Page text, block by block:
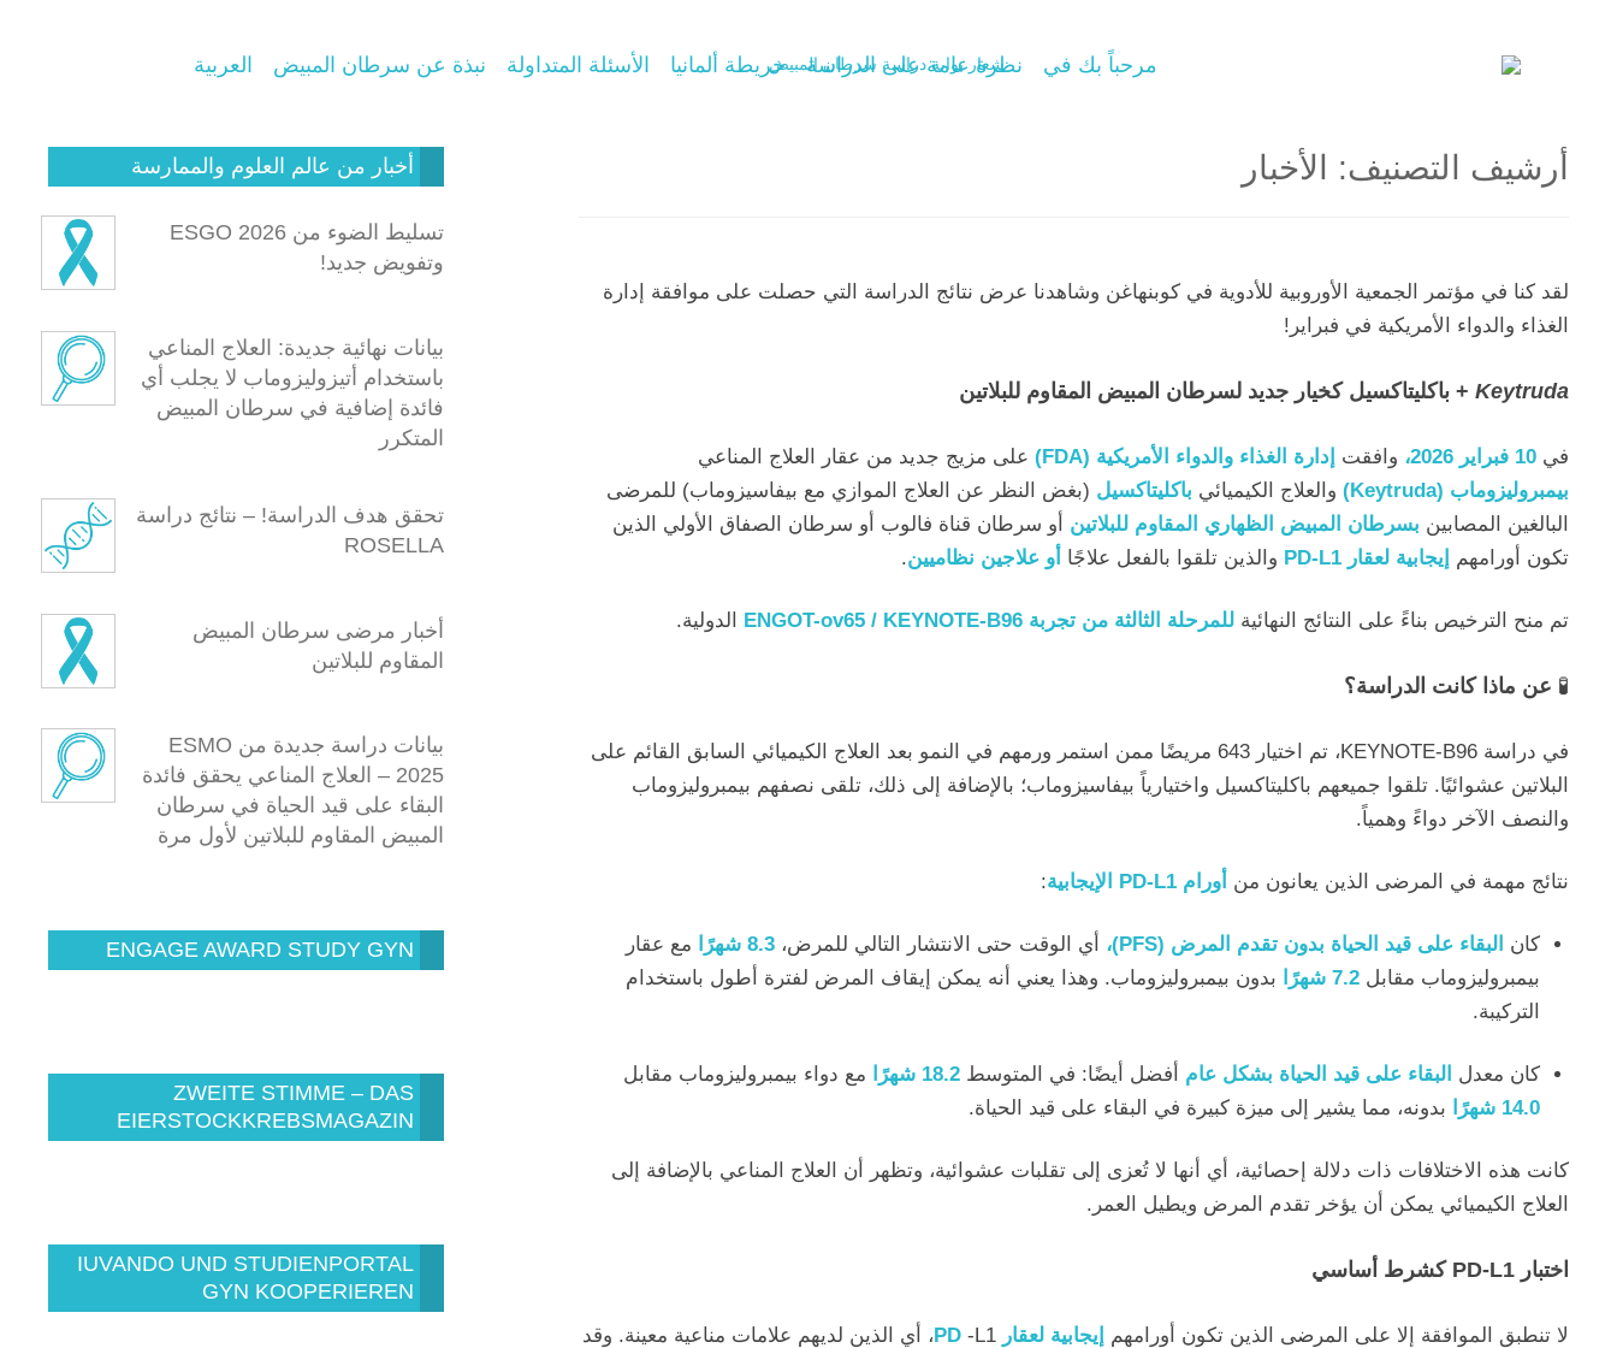
مرحباً بك في نظرة عامة على الدراسة خريطة ألمانيا الأسئلة المتداولة نبذة عن سرطان المبيض العربية
أرشيف التصنيف: الأخبار
لقد كنا في مؤتمر الجمعية الأوروبية للأدوية في كوبنهاغن وشاهدنا عرض نتائج الدراسة التي حصلت على موافقة إدارة
الغذاء والدواء الأمريكية في فبراير!
Keytruda + باكليتاكسيل كخيار جديد لسرطان المبيض المقاوم للبلاتين
في 10 فبراير 2026، وافقت إدارة الغذاء والدواء الأمريكية (FDA)
على مزيج جديد من عقار العلاج المناعي
بيمبروليزوماب (Keytruda)
والعلاج الكيميائي باكليتاكسيل (بغض النظر عن العلاج الموازي مع بيفاسيزوماب) للمرضى
البالغين المصابين بسرطان المبيض الظهاري المقاوم للبلاتين أو سرطان قناة فالوب أو سرطان الصفاق الأولي الذين
تكون أورامهم إيجابية لعقار PD-L1 والذين تلقوا بالفعل علاجًا أو علاجين نظاميين.
تم منح الترخيص بناءً على النتائج النهائية للمرحلة الثالثة من تجربة ENGOT-ov65 / KEYNOTE-B96 الدولية.
🧪 عن ماذا كانت الدراسة؟
في دراسة KEYNOTE-B96، تم اختيار 643 مريضًا ممن استمر ورمهم في النمو بعد العلاج الكيميائي السابق القائم على
البلاتين عشوائيًا. تلقوا جميعهم باكليتاكسيل واختيارياً بيفاسيزوماب؛ بالإضافة إلى ذلك، تلقى نصفهم بيمبروليزوماب
والنصف الآخر دواءً وهمياً.
نتائج مهمة في المرضى الذين يعانون من أورام PD-L1 الإيجابية :
كان البقاء على قيد الحياة بدون تقدم المرض (PFS)، أي الوقت حتى الانتشار التالي للمرض، 8.3 شهرًا
مع عقار
بيمبروليزوماب مقابل 7.2 شهرًا
بدون بيمبروليزوماب. وهذا يعني أنه يمكن إيقاف المرض لفترة أطول باستخدام
التركيبة.
كان معدل البقاء على قيد الحياة بشكل عام أفضل أيضًا: في المتوسط 18.2 شهرًا
مع دواء بيمبروليزوماب مقابل
14.0 شهرًا
بدونه، مما يشير إلى ميزة كبيرة في البقاء على قيد الحياة.
كانت هذه الاختلافات ذات دلالة إحصائية، أي أنها لا تُعزى إلى تقلبات عشوائية، وتظهر أن العلاج المناعي بالإضافة إلى
العلاج الكيميائي يمكن أن يؤخر تقدم المرض ويطيل العمر.
اختبار PD-L1 كشرط أساسي
لا تنطبق الموافقة إلا على المرضى الذين تكون أورامهم إيجابية لعقار PD
-L1، أي الذين لديهم علامات مناعية معينة. وقد
أخبار من عالم العلوم والممارسة
تسليط الضوء من ESGO 2026
وتفويض جديد!
بيانات نهائية جديدة: العلاج المناعي
باستخدام أتيزوليزوماب لا يجلب أي
فائدة إضافية في سرطان المبيض
المتكرر
تحقق هدف الدراسة! – نتائج دراسة
ROSELLA
أخبار مرضى سرطان المبيض
المقاوم للبلاتين
بيانات دراسة جديدة من ESMO
2025 – العلاج المناعي يحقق فائدة
البقاء على قيد الحياة في سرطان
المبيض المقاوم للبلاتين لأول مرة
ENGAGE AWARD STUDY GYN
ZWEITE STIMME – DAS
EIERSTOCKKREBSMAGAZIN
IUVANDO UND STUDIENPORTAL
GYN KOOPERIEREN